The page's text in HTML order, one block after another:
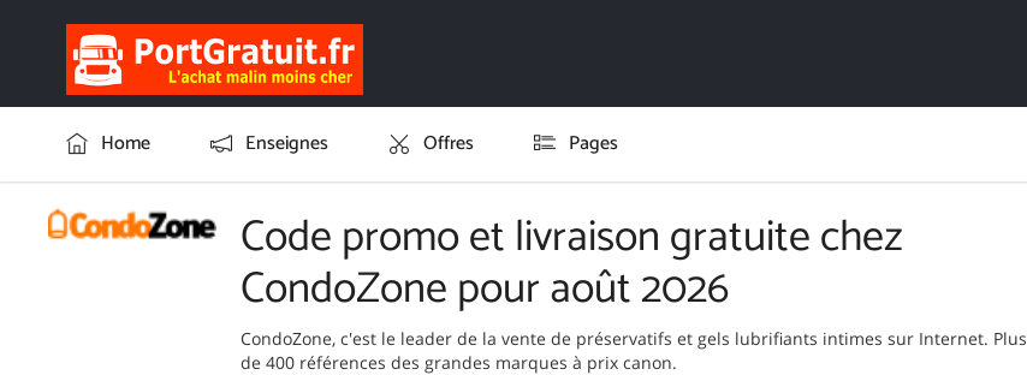
Home Enseignes Offres Pages
Code promo et livraison gratuite chez
CondoZone pour août 2026
CondoZone, c'est le leader de la vente de préservatifs et gels lubrifiants intimes sur Internet. Plus
de 400 références des grandes marques à prix canon.